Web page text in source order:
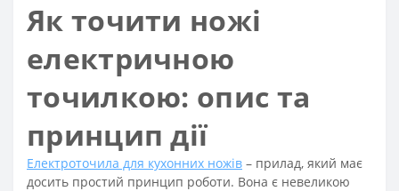
Як точити ножі
електричною
точилкою: опис та
принцип дії
Електроточила для кухонних ножів – прилад, який має
досить простий принцип роботи. Вона є невеликою